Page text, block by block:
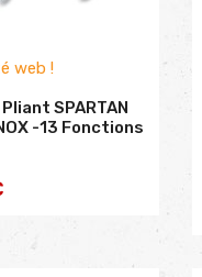
web !
SPARTAN
-13 Fonctions
AU